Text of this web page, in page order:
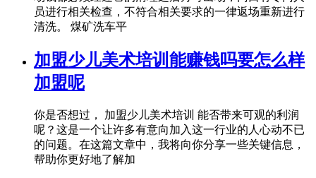
员进行相关检查，不符合相关要求的一律返场重新进行
清洗。 煤矿洗车平
加盟少儿美术培训能赚钱吗要怎么样
加盟呢
你是否想过， 加盟少儿美术培训 能否带来可观的利润
呢？这是一个让许多有意向加入这一行业的人心动不已
的问题。在这篇文章中，我将向你分享一些关键信息，
帮助你更好地了解加